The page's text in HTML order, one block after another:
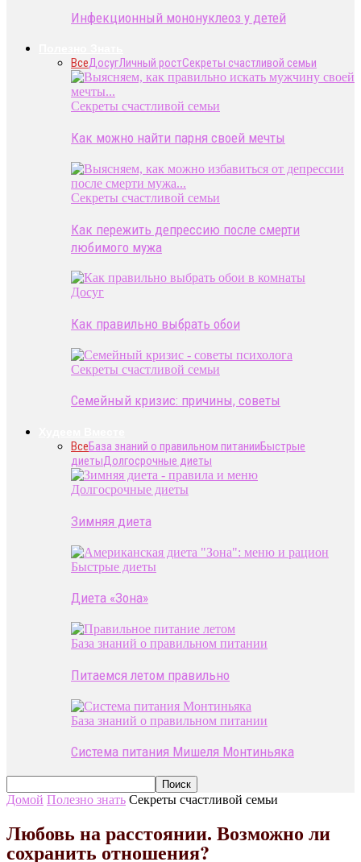
Инфекционный мононуклеоз у детей
ВсеДосугЛичный ростСекреты счастливой семьи
Секреты счастливой семьи
Как можно найти парня своей мечты
Секреты счастливой семьи
Как пережить депрессию после смерти
любимого мужа
Досуг
Как правильно выбрать обои
Секреты счастливой семьи
Семейный кризис: причины, советы
ВсеБаза знаний о правильном питанииБыстрые
диетыДолгосрочные диеты
Долгосрочные диеты
Зимняя диета
Быстрые диеты
Диета «Зона»
База знаний о правильном питании
Питаемся летом правильно
База знаний о правильном питании
Система питания Мишеля Монтиньяка
Домой Полезно знать Секреты счастливой семьи
Любовь на расстоянии. Возможно ли
сохранить отношения?